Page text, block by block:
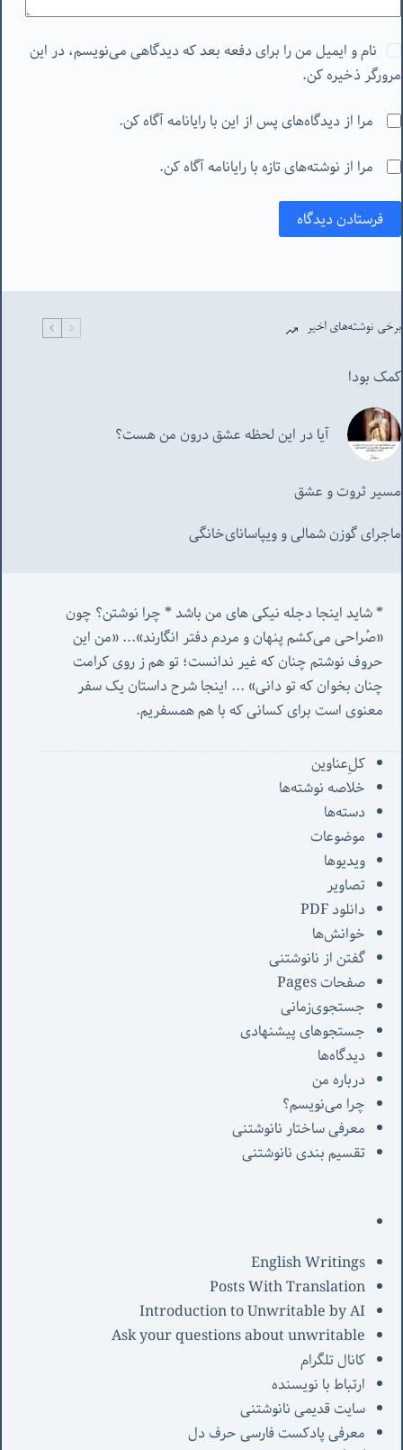
نام و ایمیل من را برای دفعه بعد که دیدگاهی می‌نویسم، در این
مرورگر ذخیره کن.
مرا از دیدگاه‌های پس از این با رایانامه آگاه کن.
مرا از نوشته‌های تازه با رایانامه آگاه کن.
فرستادن دیدگاه
برخی نوشته‌های اخیر
کمک بودا
آیا در این لحظه عشق درون من هست؟
مسیر ثروت و عشق
ماجرای گوزن شمالی و‌ ویپاسانای‌خانگی
«صُراحی می‌کشم پنهان‌ و مردم‌ دفتر انگارند»... «
چنان بخوان که تو دانی» ...
معنوی است برای کسانی که با هم همسفریم.
کل‌ِعناوین
خلاصه نوشته‌ها
دسته‌ها
موضوعات
ویدیوها
تصاویر
دانلود PDF
خوانش‌ها
گفتن از نانوشتنی
صفحات Pages
جستجوی‌زمانی
جستجوهای پیشنهادی
دیدگاه‌ها
درباره من
چرا می‌نویسم؟
معرفی‌ ساختار نانوشتنی
تقسیم بندی نانوشتنی
English Writings
Posts With Translation
Introduction to Unwritable by AI
Ask your questions about unwritable
کانال تلگرام
ارتباط با نویسنده
سایت قدیمی نانوشتنی
معرفی پادکست فارسی حرف دل